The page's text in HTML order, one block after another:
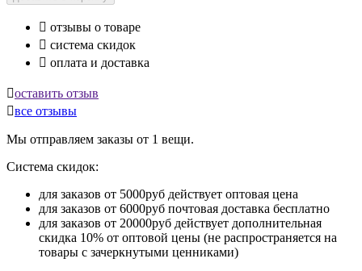
 отзывы о товаре
 система скидок
 оплата и доставка
оставить отзыв
все отзывы
Мы отправляем заказы от 1 вещи.
Система скидок:
для заказов от 5000руб действует оптовая цена
для заказов от 6000руб почтовая доставка бесплатно
для заказов от 20000руб действует дополнительная
скидка 10% от оптовой цены (не распространяется на
товары с зачеркнутыми ценниками)